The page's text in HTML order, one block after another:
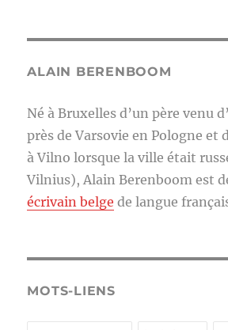
ALAIN BERENBOOM
Né à Bruxelles d’un père venu
près de Varsovie en Pologne et
à Vilno lorsque la ville était
Vilnius), Alain Berenboom est
écrivain belge de langue
MOTS-LIENS